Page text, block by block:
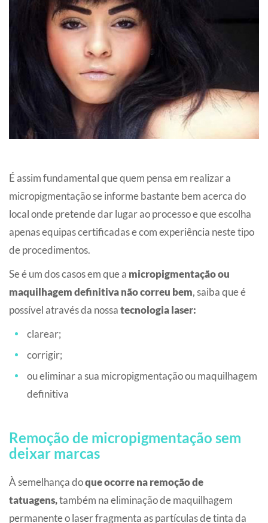
É assim fundamental que quem pensa em realizar a
micropigmentação se informe bastante bem acerca do
local onde pretende dar lugar ao processo e que escolha
apenas equipas certificadas e com experiência neste tipo
de procedimentos.
Se é um dos casos em que a micropigmentação ou
maquilhagem definitiva não correu bem, saiba que é
possível através da nossatecnologia laser:
clarear;
corrigir;
ou eliminar a sua micropigmentação ou maquilhagem
definitiva
Remoção de micropigmentação sem
deixar marcas
À semelhança doque ocorre na remoção de
tatuagens,também na eliminação de maquilhagem
permanente o laser fragmenta as partículas de tinta da